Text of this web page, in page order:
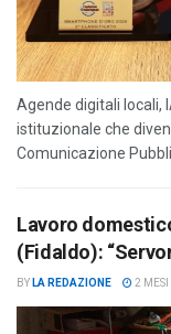
Agende digitali locali,
istituzionale che
Comunicazione
Lavoro
(Fidaldo):
BY LA REDAZIONE 2 MESI